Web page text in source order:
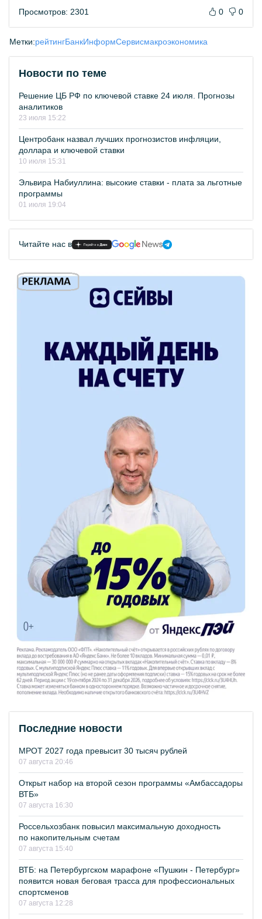
Просмотров: 2301 0 0
Метки:рейтингБанкИнформСервисмакроэкономика
Новости по теме
Решение ЦБ РФ по ключевой ставке 24 июля. Прогнозы
аналитиков
23 июля 15:22
Центробанк назвал лучших прогнозистов инфляции,
доллара и ключевой ставки
10 июля 15:31
Эльвира Набиуллина: высокие ставки - плата за льготные
программы
01 июля 19:04
Читайте нас в
Последние новости
МРОТ 2027 года превысит 30 тысяч рублей
07 августа 20:46
Открыт набор на второй сезон программы «Амбассадоры
ВТБ»
07 августа 16:30
Россельхозбанк повысил максимальную доходность
по накопительным счетам
07 августа 15:40
ВТБ: на Петербургском марафоне «Пушкин - Петербург»
появится новая беговая трасса для профессиональных
спортсменов
07 августа 12:28